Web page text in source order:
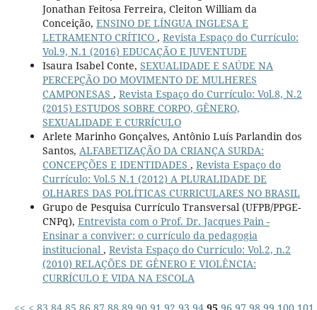
Jonathan Feitosa Ferreira, Cleiton William da
Conceição, ENSINO DE LÍNGUA INGLESA E
LETRAMENTO CRÍTICO , Revista Espaço do Currículo:
Vol.9, N.1 (2016) EDUCAÇÃO E JUVENTUDE
Isaura Isabel Conte, SEXUALIDADE E SAÚDE NA
PERCEPÇÃO DO MOVIMENTO DE MULHERES
CAMPONESAS , Revista Espaço do Currículo: Vol.8, N.2
(2015) ESTUDOS SOBRE CORPO, GÊNERO,
SEXUALIDADE E CURRÍCULO
Arlete Marinho Gonçalves, Antônio Luís Parlandin dos
Santos, ALFABETIZAÇÃO DA CRIANÇA SURDA:
CONCEPÇÕES E IDENTIDADES , Revista Espaço do
Currículo: Vol.5 N.1 (2012) A PLURALIDADE DE
OLHARES DAS POLÍTICAS CURRICULARES NO BRASIL
Grupo de Pesquisa Currículo Transversal (UFPB/PPGE-
CNPq), Entrevista com o Prof. Dr. Jacques Pain -
Ensinar a conviver: o currículo da pedagogia
institucional , Revista Espaço do Currículo: Vol.2, n.2
(2010) RELAÇÕES DE GÊNERO E VIOLÊNCIA:
CURRÍCULO E VIDA NA ESCOLA